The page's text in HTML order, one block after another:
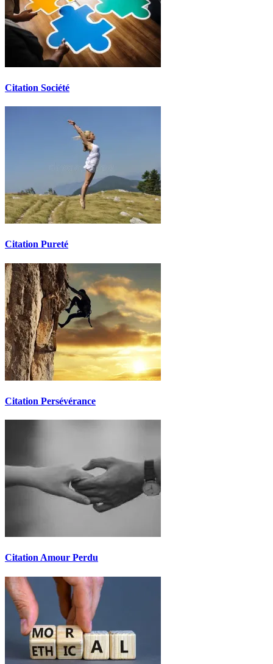
Citation Société
Citation Pureté
Citation Persévérance
Citation Amour Perdu